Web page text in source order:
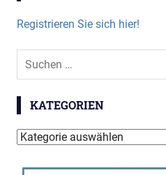
Registrieren Sie sich hier!
Suchen
KATEGORIEN
Kategorien